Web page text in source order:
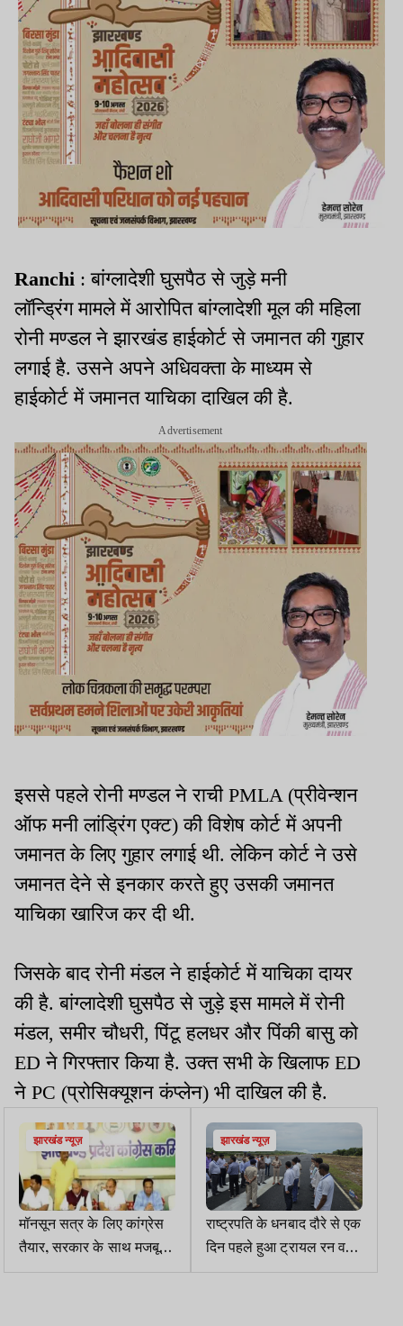
Ranchi : बांग्लादेशी घुसपैठ से जुड़े मनी
लॉन्ड्रिंग मामले में आरोपित बांग्लादेशी मूल की महिला
रोनी मण्डल ने झारखंड हाईकोर्ट से जमानत की गुहार
लगाई है. उसने अपने अधिवक्ता के माध्यम से
हाईकोर्ट में जमानत याचिका दाखिल की है.
Advertisement
इससे पहले रोनी मण्डल ने राची PMLA (प्रीवेन्शन
ऑफ मनी लांड्रिंग एक्ट) की विशेष कोर्ट में अपनी
जमानत के लिए गुहार लगाई थी. लेकिन कोर्ट ने उसे
जमानत देने से इनकार करते हुए उसकी जमानत
याचिका खारिज कर दी थी.
जिसके बाद रोनी मंडल ने हाईकोर्ट में याचिका दायर
की है. बांग्लादेशी घुसपैठ से जुड़े इस मामले में रोनी
मंडल, समीर चौधरी, पिंटू हलधर और पिंकी बासु को
ED ने गिरफ्तार किया है. उक्त सभी के खिलाफ ED
ने PC (प्रोसिक्यूशन कंप्लेन) भी दाखिल की है.
झारखंड न्यूज़
मॉनसून सत्र के लिए कांग्रेस
तैयार, सरकार के साथ मजबूती
से खड़ी रहेगी
झारखंड न्यूज़
राष्ट्रपति के धनबाद दौरे से एक
दिन पहले हुआ ट्रायल रन व
हेलीकॉप्टर लैंडिंग का अभ्यास